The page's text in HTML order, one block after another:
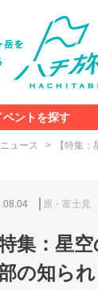
ベントを探す
ニュース 【特集
原・富士見
特集：星
の知ら